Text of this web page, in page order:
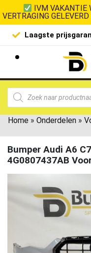
IVM VAKANTIE
VERTRAGING
Laagste
Home » Onderdelen »
Bumper Audi A6
4G0807437AB